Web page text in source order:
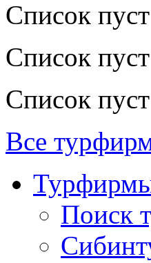
Список пуст
Список пуст
Список пуст
Все
Поиск